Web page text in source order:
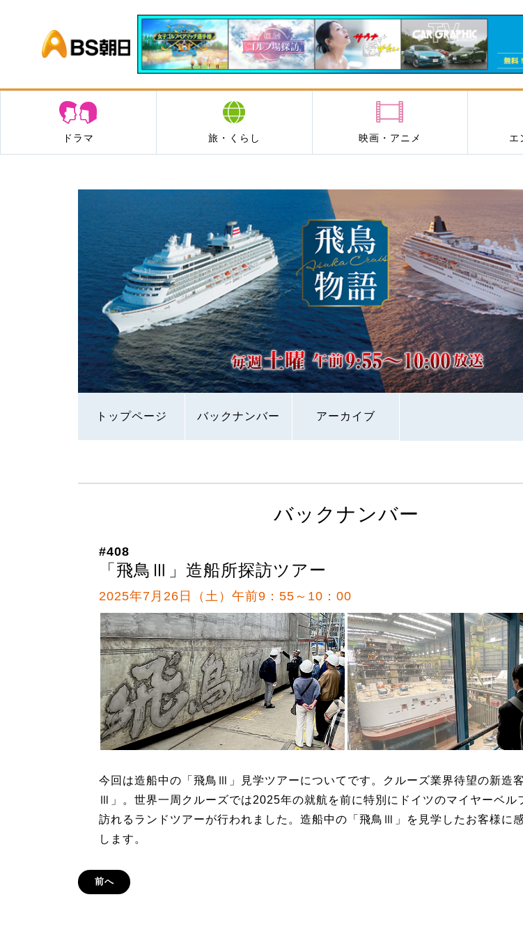
BS朝日
ドラマ 旅・くらし 映画・アニメ エ
トップページ バックナンバー アーカイブ
バックナンバー
#408
「飛鳥Ⅲ」造船所探訪ツアー
2025年7月26日（土）午前9：55～10：00
今回は造船中の「飛鳥Ⅲ」見学ツアーについてです。クルーズ業界待望の新造
Ⅲ」。世界一周クルーズでは2025年の就航を前に特別にドイツのマイヤーベル
訪れるランドツアーが行われました。造船中の「飛鳥Ⅲ」を見学したお客様に
します。
前へ